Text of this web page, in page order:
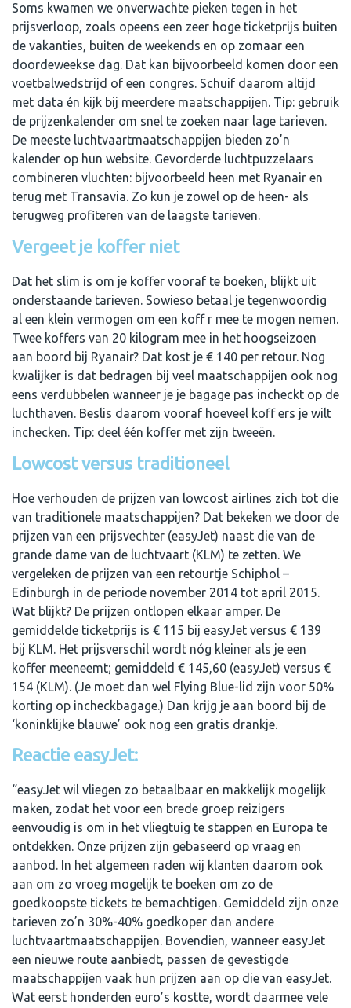
Soms kwamen we onverwachte pieken tegen in het
prijsverloop, zoals opeens een zeer hoge ticketprijs buiten
de vakanties, buiten de weekends en op zomaar een
doordeweekse dag. Dat kan bijvoorbeeld komen door een
voetbalwedstrijd of een congres. Schuif daarom altijd
met data én kijk bij meerdere maatschappijen. Tip: gebruik
de prijzenkalender om snel te zoeken naar lage tarieven.
De meeste luchtvaartmaatschappijen bieden zo’n
kalender op hun website. Gevorderde luchtpuzzelaars
combineren vluchten: bijvoorbeeld heen met Ryanair en
terug met Transavia. Zo kun je zowel op de heen- als
terugweg profiteren van de laagste tarieven.
Vergeet je koffer niet
Dat het slim is om je koffer vooraf te boeken, blijkt uit
onderstaande tarieven. Sowieso betaal je tegenwoordig
al een klein vermogen om een koff r mee te mogen nemen.
Twee koffers van 20 kilogram mee in het hoogseizoen
aan boord bij Ryanair? Dat kost je € 140 per retour. Nog
kwalijker is dat bedragen bij veel maatschappijen ook nog
eens verdubbelen wanneer je je bagage pas incheckt op de
luchthaven. Beslis daarom vooraf hoeveel koff ers je wilt
inchecken. Tip: deel één koffer met zijn tweeën.
Lowcost versus traditioneel
Hoe verhouden de prijzen van lowcost airlines zich tot die
van traditionele maatschappijen? Dat bekeken we door de
prijzen van een prijsvechter (easyJet) naast die van de
grande dame van de luchtvaart (KLM) te zetten. We
vergeleken de prijzen van een retourtje Schiphol –
Edinburgh in de periode november 2014 tot april 2015.
Wat blijkt? De prijzen ontlopen elkaar amper. De
gemiddelde ticketprijs is € 115 bij easyJet versus € 139
bij KLM. Het prijsverschil wordt nóg kleiner als je een
koffer meeneemt; gemiddeld € 145,60 (easyJet) versus €
154 (KLM). (Je moet dan wel Flying Blue-lid zijn voor 50%
korting op incheckbagage.) Dan krijg je aan boord bij de
‘koninklijke blauwe’ ook nog een gratis drankje.
Reactie easyJet:
“easyJet wil vliegen zo betaalbaar en makkelijk mogelijk
maken, zodat het voor een brede groep reizigers
eenvoudig is om in het vliegtuig te stappen en Europa te
ontdekken. Onze prijzen zijn gebaseerd op vraag en
aanbod. In het algemeen raden wij klanten daarom ook
aan om zo vroeg mogelijk te boeken om zo de
goedkoopste tickets te bemachtigen. Gemiddeld zijn onze
tarieven zo’n 30%-40% goedkoper dan andere
luchtvaartmaatschappijen. Bovendien, wanneer easyJet
een nieuwe route aanbiedt, passen de gevestigde
maatschappijen vaak hun prijzen aan op die van easyJet.
Wat eerst honderden euro’s kostte, wordt daarmee vele